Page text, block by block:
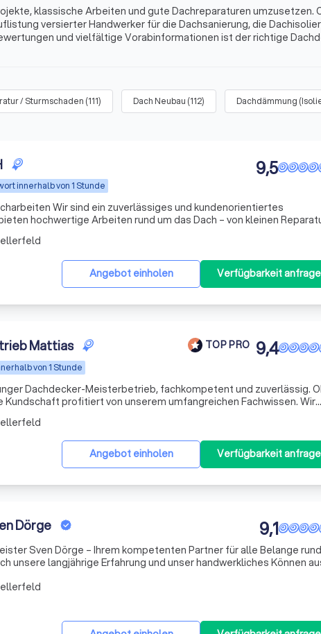
klassische Arbeiten und gute Dachreparaturen umzusetzen.
versierter Handwerker für die Dachsanierung, die
und vielfältige Vorabinformationen ist der richtige
/ Sturmschaden (111) Dach Neubau (112) Dachdämmung
innerhalb von 1 Stunde
9,5
kundenorientiertes
hochwertige Arbeiten rund um das Dach – von kleinen
Qualität, Termintreue und eine saubere Ausführung stehen
Angebot einholen Verfügbarkeit
Mattias TOP PRO
von 1 Stunde
9,4
Dachdecker-Meisterbetrieb, fachkompetent und zuverlässig.
Kundschaft profitiert von unserem umfangreichen Fachwissen. Wir
passende Lösung für nahezu jeden
Angebot einholen
Verfügbarkeit
Dörge 9,1
Sven Dörge – Ihrem kompetenten Partner für alle Belange
unsere langjährige Erfahrung und unser handwerkliches Können